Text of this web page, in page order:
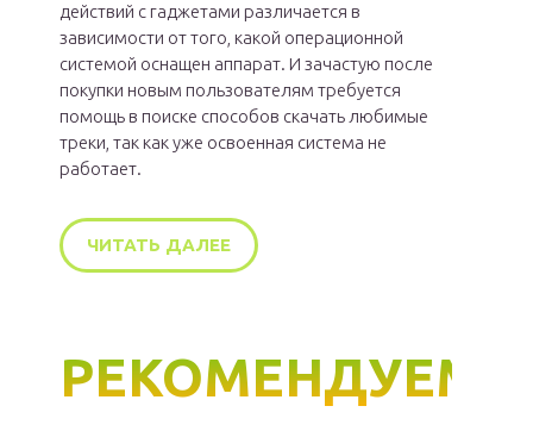
действий с гаджетами различается в
зависимости от того, какой операционной
системой оснащен аппарат. И зачастую после
покупки новым пользователям требуется
помощь в поиске способов скачать любимые
треки, так как уже освоенная система не
работает.
ЧИТАТЬ ДАЛЕЕ
РЕКОМЕНДУЕМ